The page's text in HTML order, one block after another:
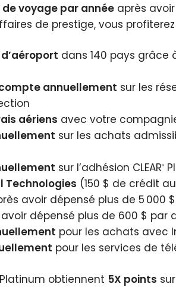
voyage par année après
de prestige, vous
dans 140 pays grâce
annuellement sur les
aériens avec votre
sur les achats
sur l’adhésion CLEAR®
Technologies (150 $ de crédit
avoir dépensé plus de 5 000
dépensé plus de 600 $ par
pour les achats avec
pour les services de
obtiennent 5X points